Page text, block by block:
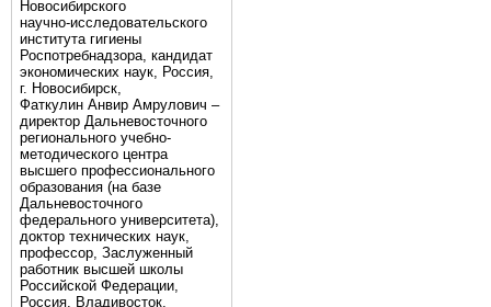
Новосибирского
научно-исследовательского
института гигиены
Роспотребнадзора, кандидат
экономических наук, Россия,
г. Новосибирск,
Фаткулин Анвир Амрулович –
директор Дальневосточного
регионального учебно-
методического центра
высшего профессионального
образования (на базе
Дальневосточного
федерального университета),
доктор технических наук,
профессор, Заслуженный
работник высшей школы
Российской Федерации,
Россия, Владивосток,